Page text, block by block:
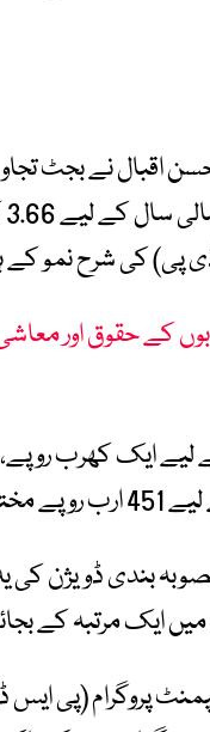
اقبال نے بجٹ
کے حقوق اور
کے لیے ایک کھرب
بندی ڈویژن کی
ایک مرتبہ کے